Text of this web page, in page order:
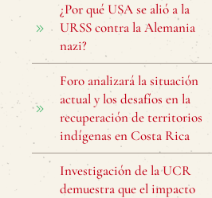
¿Por qué USA se alió a la
URSS contra la Alemania
nazi?
Foro analizará la situación
actual y los desafíos en la
recuperación de territorios
indígenas en Costa Rica
Investigación de la UCR
demuestra que el impacto